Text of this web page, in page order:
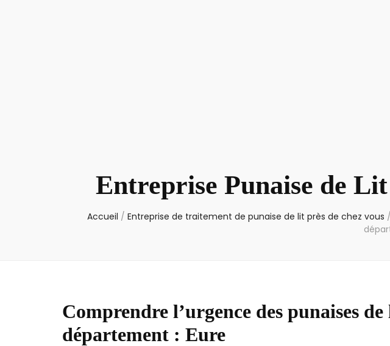
Entreprise Punaise de
Accueil / Entreprise de traitement de punaise de lit près de chez vous /
Comprendre l’urgence des punaises
département : Eure